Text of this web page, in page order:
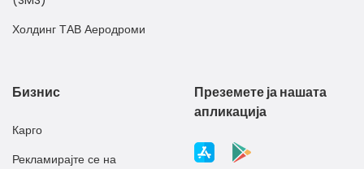
Холдинг ТАВ Аеродроми
Бизнис
Карго
Рекламирајте се на
Преземете ја нашата
апликација